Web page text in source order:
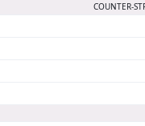
COUNTER-